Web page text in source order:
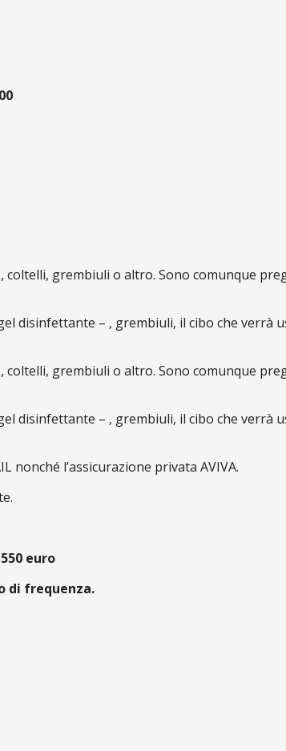
grembiuli o altro. Sono comunque
disinfettante – , grembiuli, il cibo che
grembiuli o altro. Sono comunque
disinfettante – , grembiuli, il cibo che
nonché l’assicurazione privata AVIVA.
550 euro
di frequenza.